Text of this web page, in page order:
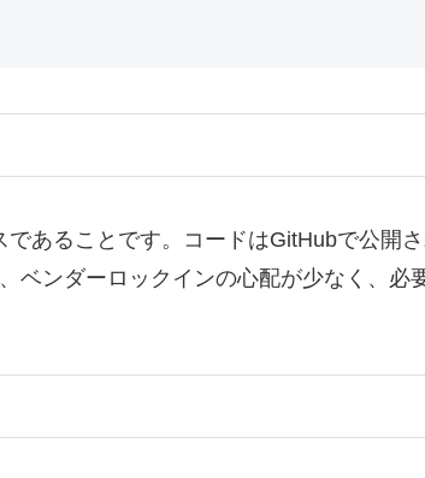
あることです。コードはGitHubで公開
ベンダーロックインの心配が少なく、必